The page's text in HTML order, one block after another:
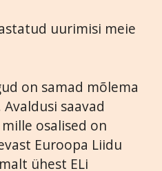
uurimisi meie
on samad mõlema
saavad
osalised on
Euroopa Liidu
ühest ELi